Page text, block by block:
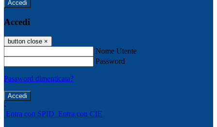
Accedi
Accedi
button close ×
Nome Utente
Password
Password dimenticata?
-
Entra con SPID Entra con CIE